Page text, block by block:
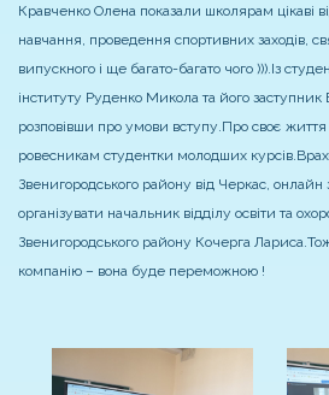
Кравченко Олена показали школярам цікаві
навчання, проведення спортивних заходів,
випускного і ще багато-багато чого ))).Із
інституту Руденко Микола та його
розповівши про умови вступу.Про своє життя
ровесникам студентки молодших курсів.
Звенигородського району від Черкас, онлайн
організувати начальник відділу освіти та
Звенигородського району Кочерга Лариса.
компанію – вона буде переможною !